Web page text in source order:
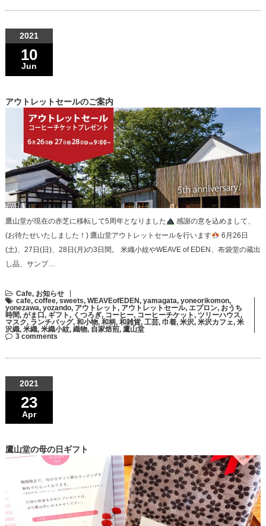
2021
10
Jun
アウトレットセールのご案内
鷹山堂が現在の赤芝に移転して5周年となりました
感謝の意を込めまして、
(お待たせいたしました！) 鷹山堂アウトレットセールを行います
6月26日
(土)、27日(日)、28日(月)の3日間。 米織小紋やWEAVE of EDEN、布袋堂の蔵出
し品、サンプ…
Cafe, お知らせ
cafe, coffee, sweets, WEAVEofEDEN, yamagata, yoneorikomon,
yonezawa, yozando, アウトレット, アウトレットセール, エプロン, おうち
時間, がま口 , ギフト, くつろぎ, コーヒー, コーヒーチケット, ツリーハウス,
マスク, ランチバッグ, 和小物, 和柄, 和雑貨, 工芸, 巾着, 米沢, 米沢カフェ, 米
沢織, 米織, 米織小紋, 織物, 自家焙煎, 鷹山堂
3 comments
2021
23
Apr
鷹山堂の母の日ギフト